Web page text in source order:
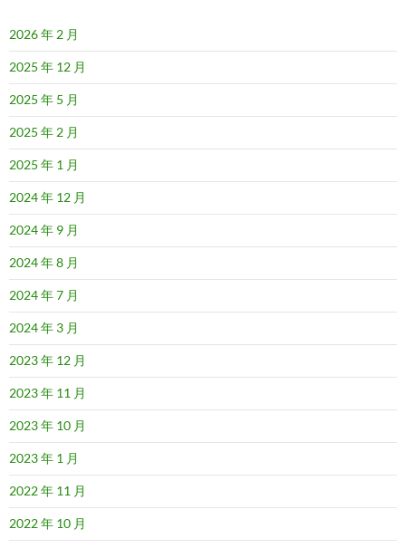
2026 年 2 月
2025 年 12 月
2025 年 5 月
2025 年 2 月
2025 年 1 月
2024 年 12 月
2024 年 9 月
2024 年 8 月
2024 年 7 月
2024 年 3 月
2023 年 12 月
2023 年 11 月
2023 年 10 月
2023 年 1 月
2022 年 11 月
2022 年 10 月